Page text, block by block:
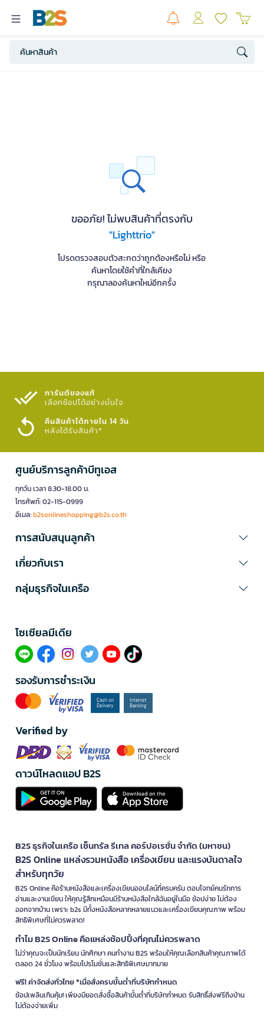
ขออภัย! ไม่พบสินค้าที่ตรงกับ
"Lighttrio"
โปรดตรวจสอบตัวสะกดว่าถูกต้องหรือไม่ หรือ
ค้นหาโดยใช้คำที่ใกล้เคียง
กรุณาลองค้นหาใหม่อีกครั้ง
การันตีของแท้
เลือกช้อปได้อย่างมั่นใจ​
คืนสินค้าได้ภายใน 14 วัน
หลังได้รับสินค้า*
ศูนย์บริการลูกค้าบีทูเอส
ทุกวัน เวลา 8.30-18.00 น.
โทรศัพท์: 02-115-0999
อีเมล:b2sonlineshopping@b2s.co.th
การสนับสนุนลูกค้า
เกี่ยวกับเรา
กลุ่มธุรกิจในเครือ
โซเซียลมีเดีย​
รองรับการชำระเงิน
Verified by
ดาวน์โหลดแอป B2S
B2S ธุรกิจในเครือ เซ็นทรัล รีเทล คอร์ปอเรชั่น จำกัด (มหาชน)
B2S Online แหล่งรวมหนังสือ เครื่องเขียน และแรงบันดาลใจ
สำหรับทุกวัย
B2S Online คือร้านหนังสือและเครื่องเขียนออนไลน์ที่ครบครัน ตอบโจทย์คนรักการ
อ่านและงานเขียน ให้คุณรู้สึกเหมือนมีร้านหนังสือใกล้ฉันอยู่ในมือ ช้อปง่าย ไม่ต้อง
ออกจากบ้าน เพราะ b2s มีทั้งหนังสือหลากหลายแนวและเครื่องเขียนคุณภาพ พร้อม
สิทธิพิเศษที่ไม่ควรพลาด!
ทำไม B2S Online คือแหล่งช้อปปิ้งที่คุณไม่ควรพลาด
ไม่ว่าคุณจะเป็นนักเรียน นักศึกษา คนทำงาน B2S พร้อมให้คุณเลือกสินค้าคุณภาพได้
ตลอด 24 ชั่วโมง พร้อมโปรโมชั่นและสิทธิพิเศษมากมาย
ฟรี! ค่าจัดส่งทั่วไทย *เมื่อสั่งครบขั้นต่ำที่บริษัทกำหนด
ช้อปเพลินเกินคุ้ม! เพียงมียอดสั่งซื้อสินค้าขั้นต่ำที่บริษัทกำหนด รับสิทธิ์ส่งฟรีถึงบ้าน
ไม่ต้องจ่ายเพิ่ม